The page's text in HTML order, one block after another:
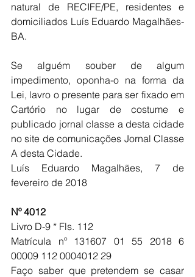
natural de RECIFE/PE, residentes e
domiciliados Luís Eduardo Magalhães-
BA.
Se alguém souber de algum
impedimento, oponha-o na forma da
Lei, lavro o presente para ser fixado em
Cartório no lugar de costume e
publicado jornal classe a desta cidade
no site de comunicações Jornal Classe
A desta Cidade.
Luís Eduardo Magalhães, 7 de
fevereiro de 2018
Nº 4012
Livro D-9 * Fls. 112
Matrícula nº 131607 01 55 2018 6
00009 112 0004012 29
Faço saber que pretendem se casar